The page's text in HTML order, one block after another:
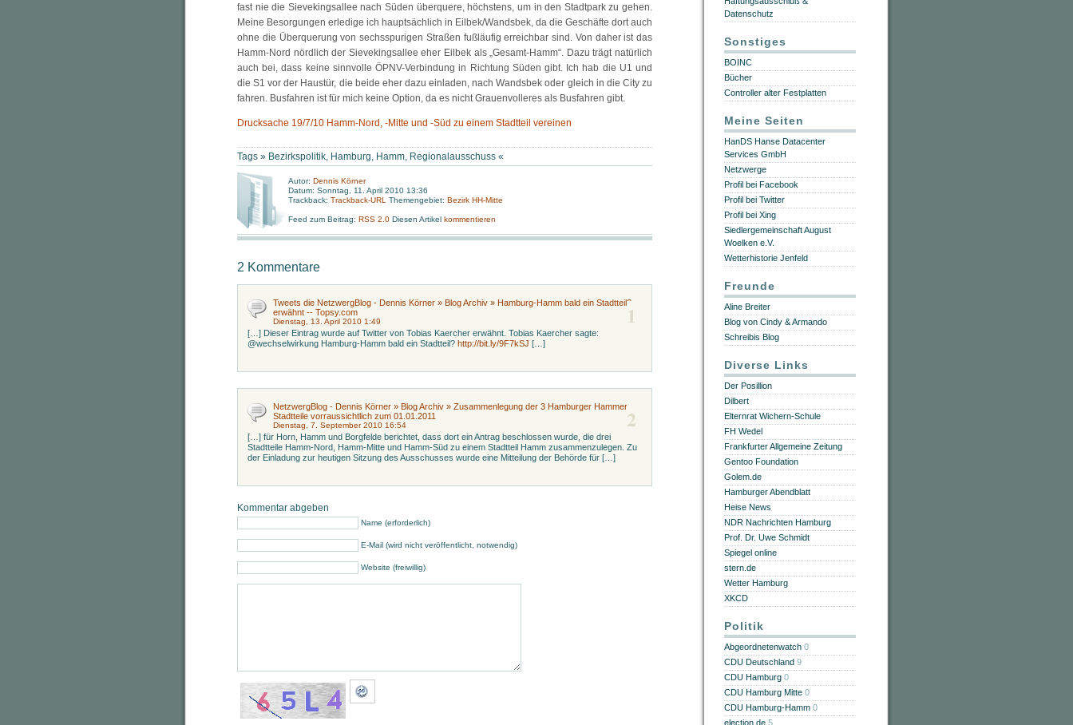
fast nie die Sievekingsallee nach Süden überquere, höchstens, um in den Stadtpark zu gehen.
Meine Besorgungen erledige ich hauptsächlich in Eilbek/Wandsbek, da die Geschäfte dort auch
ohne die Überquerung von sechsspurigen Straßen fußläufig erreichbar sind. Von daher ist das
Hamm-Nord nördlich der Sievekingsallee eher Eilbek als „Gesamt-Hamm“. Dazu trägt natürlich
auch bei, dass keine sinnvolle ÖPNV-Verbindung in Richtung Süden gibt. Ich hab die U1 und
die S1 vor der Haustür, die beide eher dazu einladen, nach Wandsbek oder gleich in die City zu
fahren. Busfahren ist für mich keine Option, da es nicht Grauenvolleres als Busfahren gibt.
Drucksache 19/7/10 Hamm-Nord, -Mitte und -Süd zu einem Stadtteil vereinen
Tags » Bezirkspolitik, Hamburg, Hamm, Regionalausschuss «
Autor: Dennis Körner
Datum: Sonntag, 11. April 2010 13:36
Trackback: Trackback-URL Themengebiet: Bezirk HH-Mitte
Feed zum Beitrag: RSS 2.0 Diesen Artikel kommentieren
2 Kommentare
Tweets die NetzwergBlog - Dennis Körner » Blog Archiv » Hamburg-Hamm bald ein Stadtteil?
erwähnt -- Topsy.com
Dienstag, 13. April 2010 1:49 1
[…] Dieser Eintrag wurde auf Twitter von Tobias Kaercher erwähnt. Tobias Kaercher sagte:
@wechselwirkung Hamburg-Hamm bald ein Stadtteil? http://bit.ly/9F7kSJ […]
NetzwergBlog - Dennis Körner » Blog Archiv » Zusammenlegung der 3 Hamburger Hammer
Stadtteile vorraussichtlich zum 01.01.2011
Dienstag, 7. September 2010 16:54 2
[…] für Horn, Hamm und Borgfelde berichtet, dass dort ein Antrag beschlossen wurde, die drei
Stadtteile Hamm-Nord, Hamm-Mitte und Hamm-Süd zu einem Stadtteil Hamm zusammenzulegen. Zu
der Einladung zur heutigen Sitzung des Ausschusses wurde eine Mitteilung der Behörde für […]
Kommentar abgeben
Name (erforderlich)
E-Mail (wird nicht veröffentlicht, notwendig)
Website (freiwillig)
Datenschutz
Sonstiges
BOINC
Bücher
Controller alter Festplatten
Meine Seiten
HanDS Hanse Datacenter
Services GmbH
Netzwerge
Profil bei Facebook
Profil bei Twitter
Profil bei Xing
Siedlergemeinschaft August
Woelken e.V.
Wetterhistorie Jenfeld
Freunde
Aline Breiter
Blog von Cindy & Armando
Schreibis Blog
Diverse Links
Der Posillion
Dilbert
Elternrat Wichern-Schule
FH Wedel
Frankfurter Allgemeine Zeitung
Gentoo Foundation
Golem.de
Hamburger Abendblatt
Heise News
NDR Nachrichten Hamburg
Prof. Dr. Uwe Schmidt
Spiegel online
stern.de
Wetter Hamburg
XKCD
Politik
Abgeordnetenwatch 0
CDU Deutschland 9
CDU Hamburg 0
CDU Hamburg Mitte 0
CDU Hamburg-Hamm 0
election.de 5